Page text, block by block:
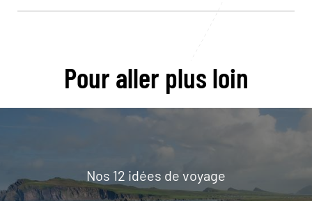
Pour aller plus loin
Nos 12 idées de voyage